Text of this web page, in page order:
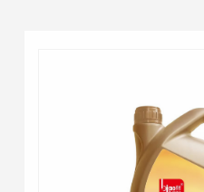
们